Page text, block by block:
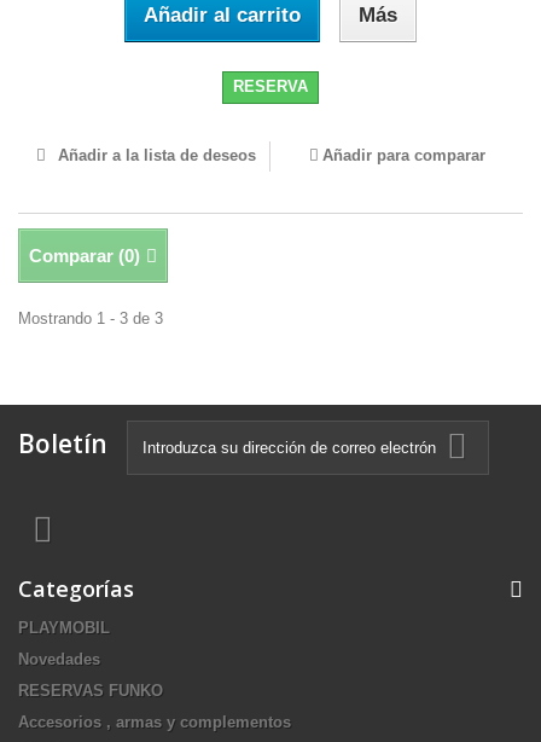
Añadir al carrito Más
RESERVA
Añadir a la lista de deseos Añadir para comparar
Comparar (0)
Mostrando 1 - 3 de 3
Boletín
Categorías
PLAYMOBIL
Novedades
RESERVAS FUNKO
Accesorios , armas y complementos